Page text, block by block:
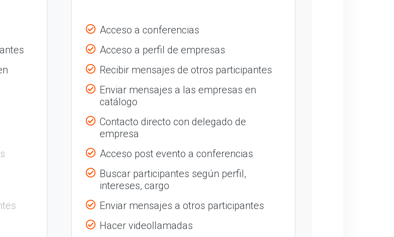
Acceso a conferencias
Acceso a perfil de empresas
Recibir mensajes de otros participantes
Enviar mensajes a las empresas en
catálogo
Contacto directo con delegado de
empresa
Acceso post evento a conferencias
Buscar participantes según perfil,
intereses, cargo
Enviar mensajes a otros participantes
Hacer videollamadas